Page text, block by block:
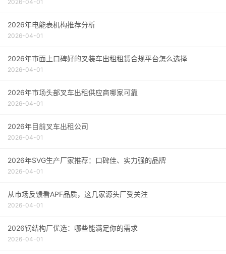
2026-04-01
2026年电能表机构推荐分析
2026-04-01
2026年市面上口碑好的叉装车出租租赁合规平台怎么选择
2026-04-01
2026年市场头部叉车出租供应商哪家可靠
2026-04-01
2026年目前叉车出租公司
2026-04-01
2026年SVG生产厂家推荐：口碑佳、实力强的品牌
2026-04-01
从市场反馈看APF品质，这几家源头厂受关注
2026-04-01
2026钢结构厂优选：哪些能满足你的需求
2026-04-01